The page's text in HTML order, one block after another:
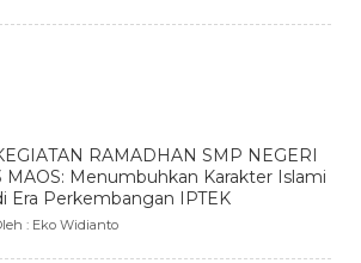
RAMADHAN SMP NEGERI
MAOS: Menumbuhkan Karakter Islami
Era Perkembangan IPTEK
: Eko Widianto